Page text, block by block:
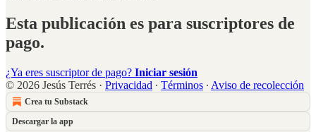
Esta publicación es para suscriptores de
pago.
¿Ya eres suscriptor de pago? Iniciar sesión
© 2026 Jesús Terrés · Privacidad ∙ Términos ∙ Aviso de recolección
Crea tu Substack
Descargar la app